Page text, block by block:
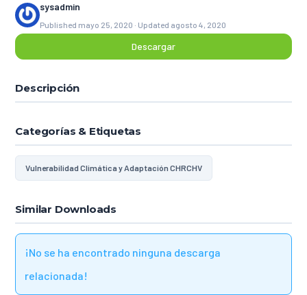
sysadmin
Published mayo 25, 2020 · Updated agosto 4, 2020
Descargar
Descripción
Categorías & Etiquetas
Vulnerabilidad Climática y Adaptación CHRCHV
Similar Downloads
¡No se ha encontrado ninguna descarga
relacionada!